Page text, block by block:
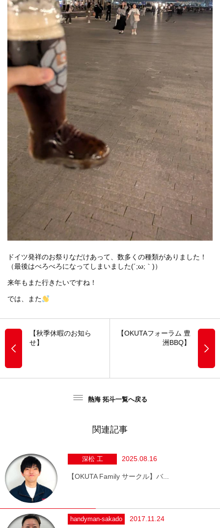
ドイツ発祥のお祭りなだけあって、数多くの種類がありました！
（最後はべろべろになってしまいました(´;ω;｀)）
来年もまた行きたいですね！
では、また
【秋季休暇のお知ら
せ】
【OKUTAフォーラム 豊
洲BBQ】
熱海 拓斗一覧へ戻る
関連記事
深松 工 2025.08.16
【OKUTA Family サークル】バ...
handyman-sakado 2017.11.24